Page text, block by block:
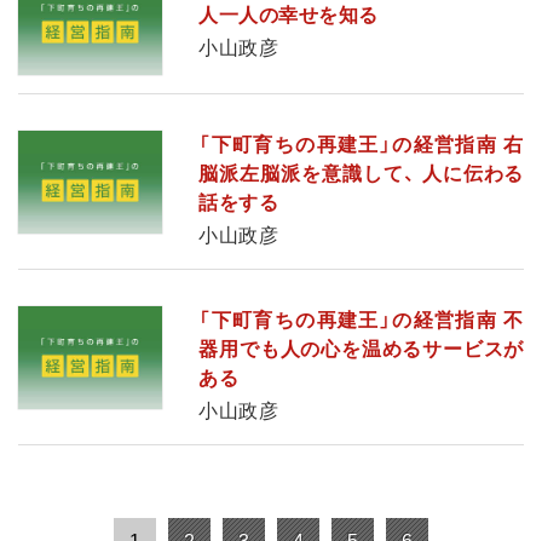
人一人の幸せを知る
小山政彦
「下町育ちの再建王」の経営指南 右
脳派左脳派を意識して、 人に伝わる
話をする
小山政彦
「下町育ちの再建王」の経営指南 不
器用でも人の心を温めるサービスが
ある
小山政彦